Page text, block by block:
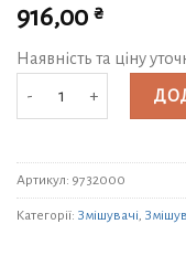
916,00 ₴
Наявність та ціну
Змішувач HK для
Артикул: 9732000
Категорії: Змішувачі,